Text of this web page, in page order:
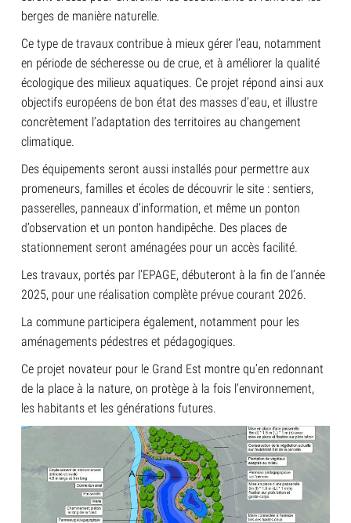
berges de manière naturelle.
Ce type de travaux contribue à mieux gérer l’eau, notamment
en période de sécheresse ou de crue, et à améliorer la qualité
écologique des milieux aquatiques. Ce projet répond ainsi aux
objectifs européens de bon état des masses d’eau, et illustre
concrètement l’adaptation des territoires au changement
climatique.
Des équipements seront aussi installés pour permettre aux
promeneurs, familles et écoles de découvrir le site : sentiers,
passerelles, panneaux d’information, et même un ponton
d’observation et un ponton handipêche. Des places de
stationnement seront aménagées pour un accès facilité.
Les travaux, portés par l’EPAGE, débuteront à la fin de l’année
2025, pour une réalisation complète prévue courant 2026.
La commune participera également, notamment pour les
aménagements pédestres et pédagogiques.
Ce projet novateur pour le Grand Est montre qu’en redonnant
de la place à la nature, on protège à la fois l’environnement,
les habitants et les générations futures.